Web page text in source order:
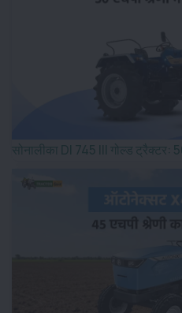
सोनालीका DI 745 III गोल्ड ट्रैक्टर: